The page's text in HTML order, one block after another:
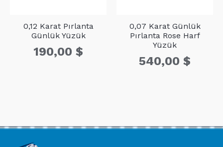
0,12 Karat Pırlanta
Günlük Yüzük
190,00 $
0,07 Karat Günlük
Pırlanta Rose Harf
Yüzük
540,00 $